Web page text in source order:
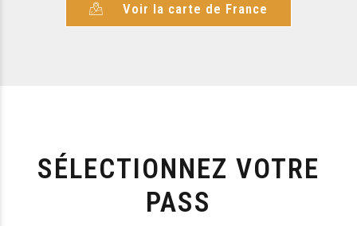
Voir la carte de France
SÉLECTIONNEZ VOTRE
PASS